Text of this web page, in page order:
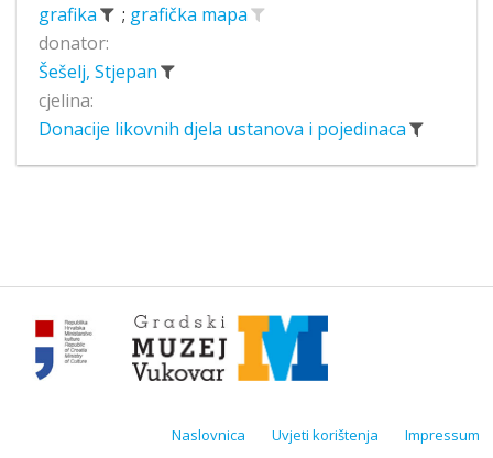
grafika
; grafička mapa
donator:
Šešelj, Stjepan
cjelina:
Donacije likovnih djela ustanova i pojedinaca
Naslovnica Uvjeti korištenja Impressum